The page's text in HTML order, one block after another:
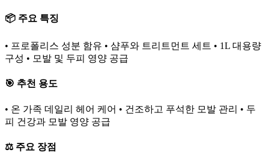
📦 주요 특징
• 프로폴리스 성분 함유 • 샴푸와 트리트먼트 세트 • 1L 대용량
구성 • 모발 및 두피 영양 공급
🎯 추천 용도
• 온 가족 데일리 헤어 케어 • 건조하고 푸석한 모발 관리 • 두
피 건강과 모발 영양 공급
⚖️ 주요 장점